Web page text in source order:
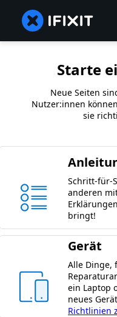
Starte
Neue Seiten
Nutzer:innen
sie
Schritt-für-
anderen
bringt!
Gerät
Alle Dinge,
ein Laptop
neues
Richtlinien